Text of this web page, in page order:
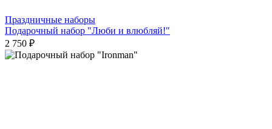
Праздничные наборы
Подарочный набор "Люби и влюбляй!"
2 750 ₽